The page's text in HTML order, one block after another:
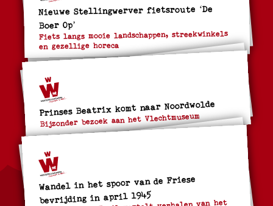
Nieuwe Stellingwerver fietsroute ‘De
Boer Op’
Fiets langs mooie landschappen, streekwinkels
en gezellige horeca
Prinses Beatrix komt naar Noordwolde
Bijzonder bezoek aan het Vlechtmuseum
Wandel in het spoor van de Friese
bevrijding in april 1945